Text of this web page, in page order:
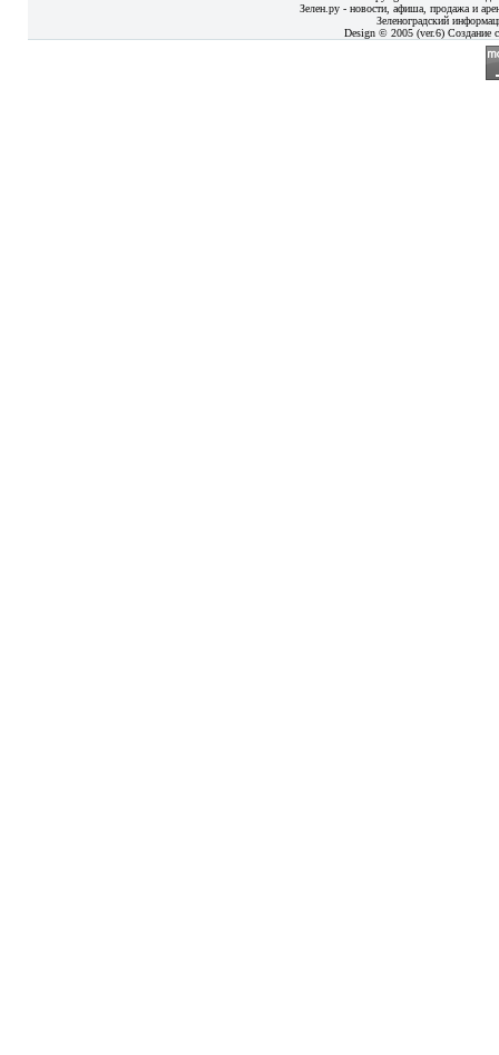
Зелен.ру - новости, афиша, продажа и
Зеленоградский
Design © 2005 (ver.6) Создание